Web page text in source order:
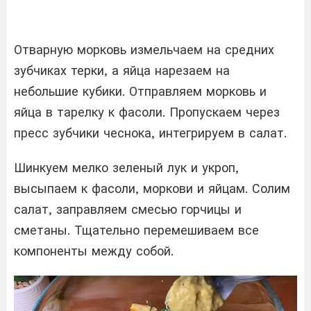
Отварную морковь измельчаем на средних
зубчиках терки, а яйца нарезаем на
небольшие кубики. Отправляем морковь и
яйца в тарелку к фасоли. Пропускаем через
пресс зубчики чеснока, интегрируем в салат.
Шинкуем мелко зеленый лук и укроп,
высыпаем к фасоли, моркови и яйцам. Солим
салат, заправляем смесью горчицы и
сметаны. Тщательно перемешиваем все
компоненты между собой.